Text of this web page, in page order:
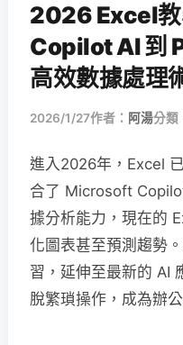
2026 Excel教
Copilot AI 到
高效數據處理
2026/1/27作者： 阿湯分類
進入2026年，Excel
合了 Microsoft
據分析能力，現在的
化圖表甚至預測趨勢
習，延伸至最新的 AI
脫繁瑣操作，成為辦